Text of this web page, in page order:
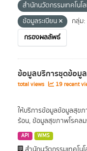
สำนักนวัตกรรมเทคโนโ
ข้อมูลระเบียน
กลุ่ม:
กรองผลลัพธ์
ข้อมูลบริการชุดข้อมู
total views
19 recent
ให้บริการข้อมูลข้อมูลสุข
ร้อน, ข้อมูลสุขภาพโรคล
API WMS